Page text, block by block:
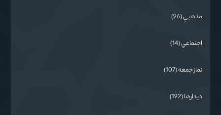
مذهبي (96)
اجتماعي (14)
نماز جمعه (107)
دیدارها (192)